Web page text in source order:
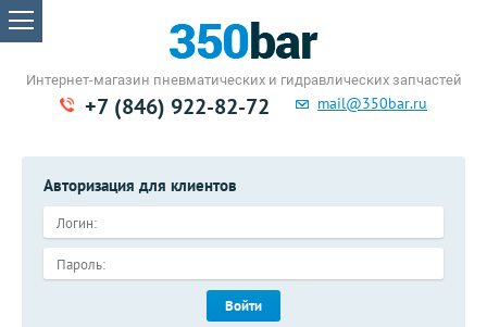
Интернет-магазин пневматическихи гидравлических запчастей
+7 (846) 922-82-72 mail@350bar.ru
Авторизация для клиентов
Войти